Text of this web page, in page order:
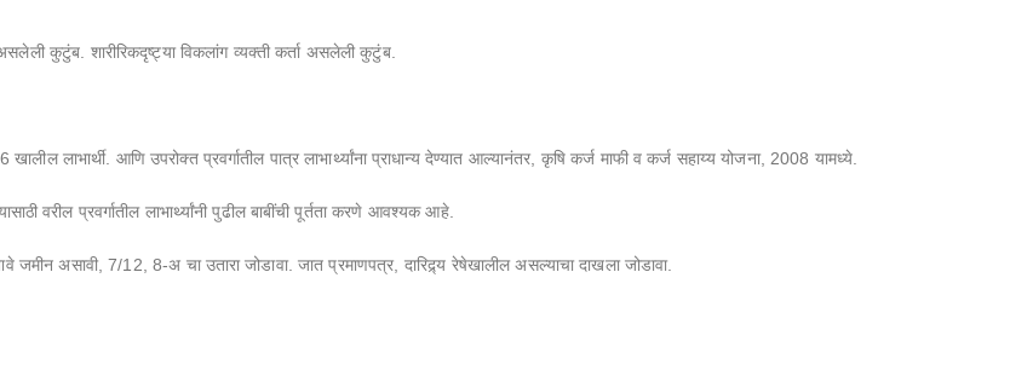
कुटुंब. शारीरिकदृष्ट्या विकलांग व्यक्ती कर्ता असलेली कुटुंब.
लाभार्थी. आणि उपरोक्त प्रवर्गातील पात्र लाभार्थ्यांना प्राधान्य देण्यात आल्यानंतर, कृषि कर्ज माफी व कर्ज सहाय्य योजना, 2008 यामध्ये.
वरील प्रवर्गातील लाभार्थ्यांनी पुढील बाबींची पूर्तता करणे आवश्यक आहे.
जमीन असावी, 7/12, 8-अ चा उतारा जोडावा. जात प्रमाणपत्र, दारिद्र्य रेषेखालील असल्याचा दाखला जोडावा.